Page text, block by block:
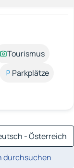
Tourismus
Parkplätze
- Österreich
durchsuchen